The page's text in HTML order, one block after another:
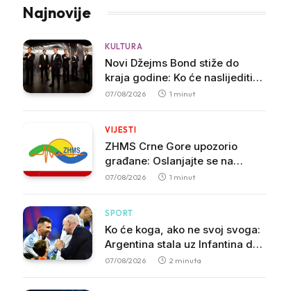
Najnovije
KULTURA
Novi Džejms Bond stiže do
kraja godine: Ko će naslijediti
Danijela Krejga?
07/08/2026 1 minut
VIJESTI
ZHMS Crne Gore upozorio
građane: Oslanjajte se na
zvanične vremenske prognoze
07/08/2026 1 minut
SPORT
Ko će koga, ako ne svoj svoga:
Argentina stala uz Infantina dok
se FIFA suočava sa kritikama
07/08/2026 2 minuta